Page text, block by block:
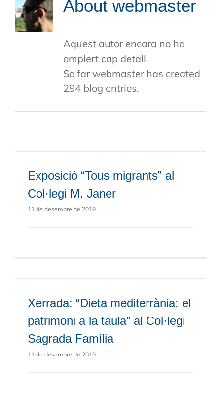
About webmaster
Aquest autor encara no ha
omplert cap detall.
So far webmaster has created
294 blog entries.
Exposició “Tous migrants” al
Col·legi M. Janer
11 de desembre de 2019
Xerrada: “Dieta mediterrània: el
patrimoni a la taula” al Col·legi
Sagrada Família
11 de desembre de 2019